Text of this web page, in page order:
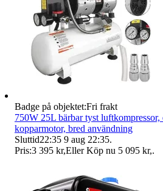
Badge på objektet:Fri frakt
750W 25L bärbar tyst
kopparmotor, bred användning
Sluttid22:35 9 aug 22:35.
Pris:3 395 kr,Eller Köp nu 5 095 kr,.